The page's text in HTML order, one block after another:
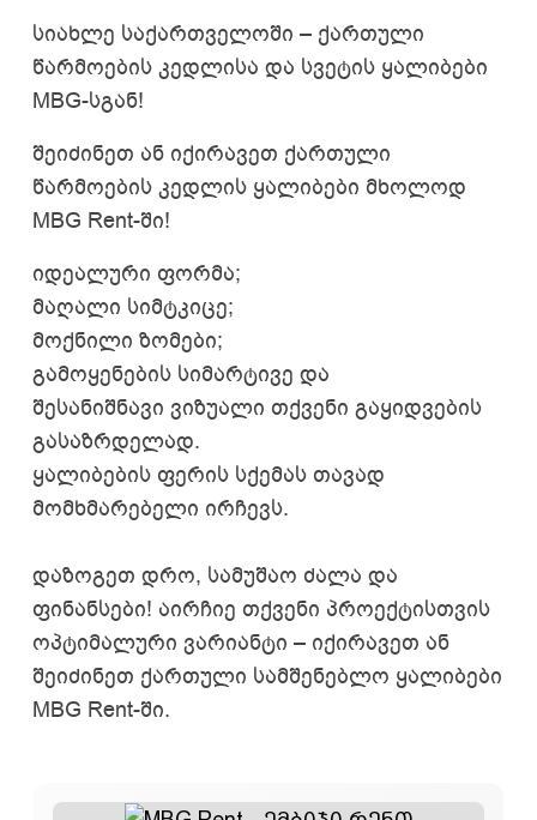
სიახლე საქართველოში – ქართული
წარმოების კედლისა და სვეტის ყალიბები
MBG-სგან!
შეიძინეთ ან იქირავეთ ქართული
წარმოების კედლის ყალიბები მხოლოდ
MBG Rent-ში!
იდეალური ფორმა;
მაღალი სიმტკიცე;
მოქნილი ზომები;
გამოყენების სიმარტივე და
შესანიშნავი ვიზუალი თქვენი გაყიდვების
გასაზრდელად.
ყალიბების ფერის სქემას თავად
მომხმარებელი ირჩევს.
დაზოგეთ დრო, სამუშაო ძალა და
ფინანსები! აირჩიე თქვენი პროექტისთვის
ოპტიმალური ვარიანტი – იქირავეთ ან
შეიძინეთ ქართული სამშენებლო ყალიბები
MBG Rent-ში.